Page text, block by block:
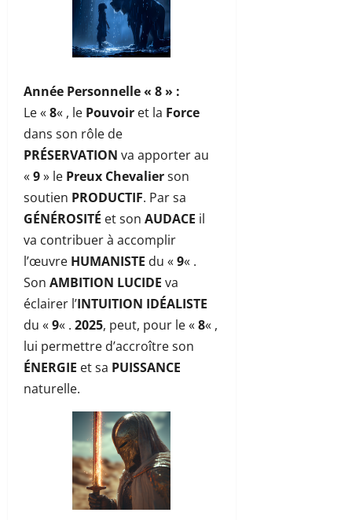
Année Personnelle « 8 » :
Le «8« , le Pouvoir et la Force
dans son rôle de
PRÉSERVATION va apporter au
«9» le Preux Chevalierson
soutien PRODUCTIF. Par sa
GÉNÉROSITÉ et son AUDACE il
va contribuer à accomplir
l’œuvre HUMANISTE du «9« .
Son AMBITION LUCIDE va
éclairer l’INTUITION IDÉALISTE
du «9« . 2025, peut, pour le «8« ,
lui permettre d’accroître son
ÉNERGIE et sa PUISSANCE
naturelle.